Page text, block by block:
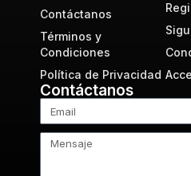
Contáctanos
Términos y
Condiciones
Política de Privacidad
Contáctanos